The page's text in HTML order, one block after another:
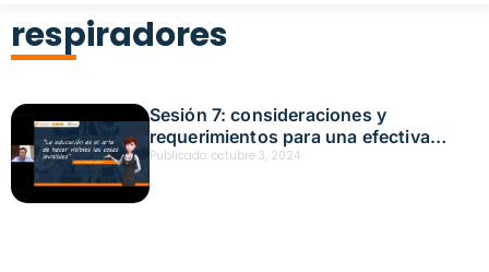
respiradores
Sesión 7: consideraciones y
requerimientos para una efectiva
protección respiratoria para gases y
vapores Fecha: octubre 3, 2024
Publicado: octubre 3, 2024